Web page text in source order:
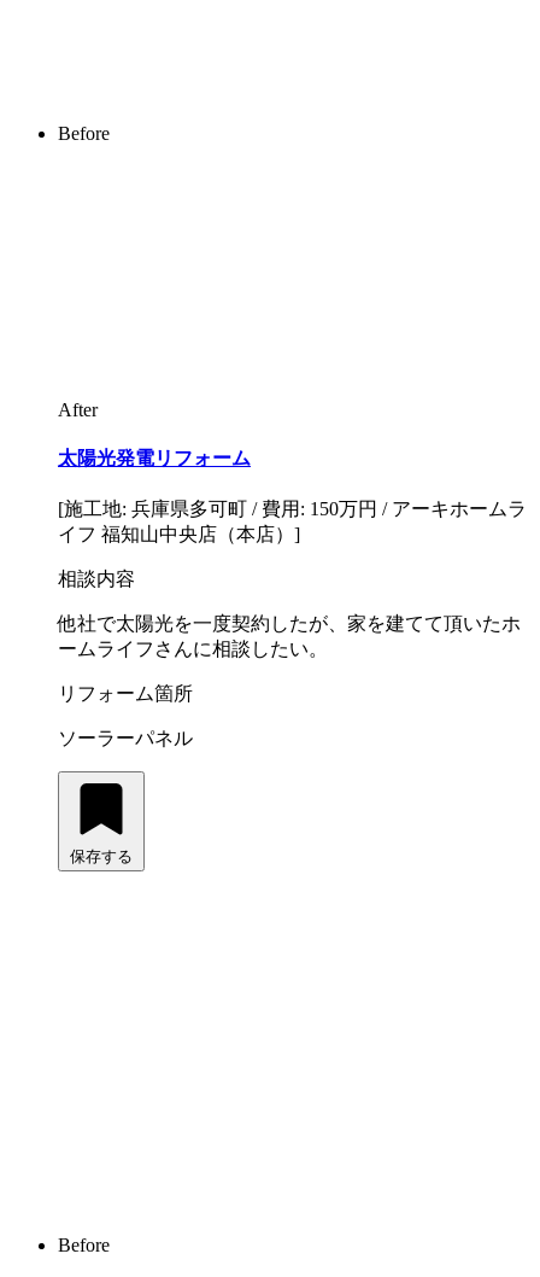
Before
After
太陽光発電リフォーム
[施工地: 兵庫県多可町 / 費用: 150万円 / アーキホームラ
イフ 福知山中央店（本店）]
相談内容
他社で太陽光を一度契約したが、家を建てて頂いたホ
ームライフさんに相談したい。
リフォーム箇所
ソーラーパネル
保存する
Before